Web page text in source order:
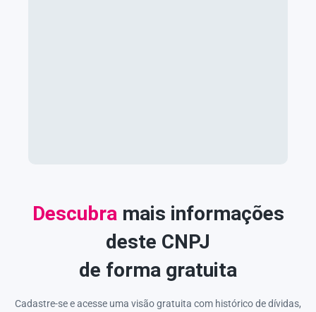
Descubramais informações
deste CNPJ
de forma gratuita
Cadastre-se e acesse uma visão gratuita com histórico de dívidas,